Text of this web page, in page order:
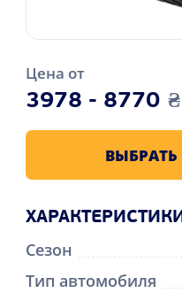
Цена от
3978 - 8770 ₴
ВЫБРАТЬ
Сезон
Тип автомобиля